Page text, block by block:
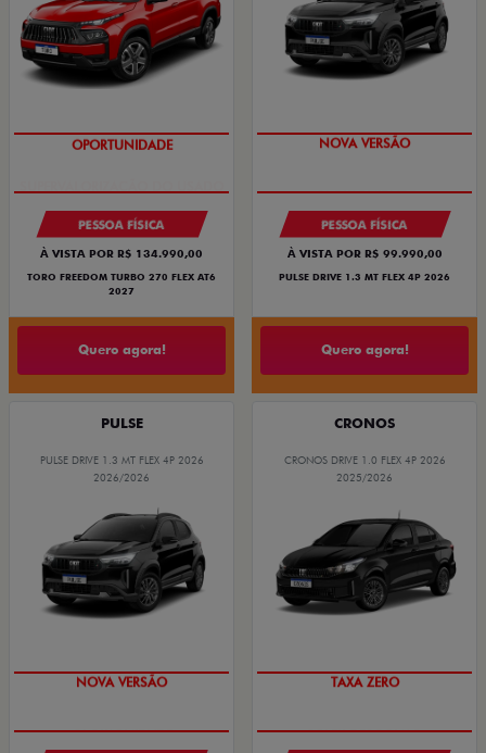
OPORTUNIDADE
PESSOA FÍSICA
À VISTA POR R$ 134.990,00
TORO FREEDOM TURBO 270 FLEX AT6
2027
Quero agora!
NOVA VERSÃO
PESSOA FÍSICA
À VISTA POR R$ 99.990,00
PULSE DRIVE 1.3 MT FLEX 4P 2026
Quero agora!
PULSE
PULSE DRIVE 1.3 MT FLEX 4P 2026
2026/2026
NOVA VERSÃO
CRONOS
CRONOS DRIVE 1.0 FLEX 4P 2026
2025/2026
TAXA ZERO